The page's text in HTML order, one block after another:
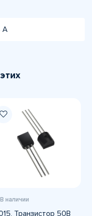
А
В наличии
Транзистор 50В